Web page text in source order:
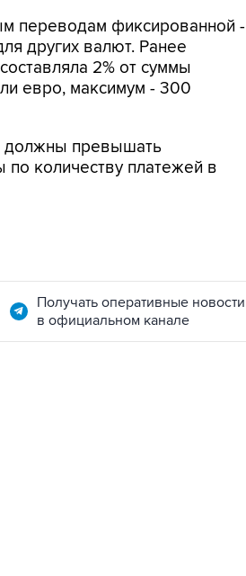
переводам фиксированной -
других валют. Ранее
2% от суммы
евро, максимум - 300
должны превышать
количеству платежей в
Получать оперативные новости
в официальном канале